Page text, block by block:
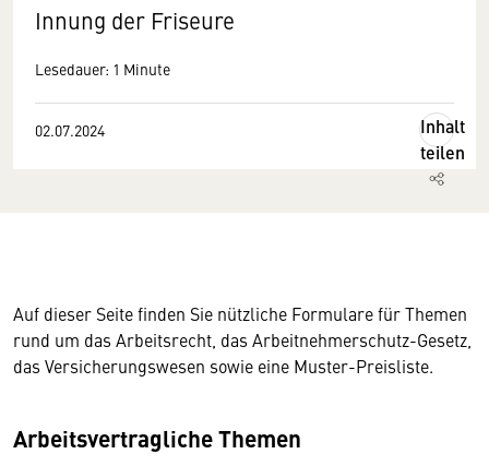
Innung der Friseure
Lesedauer: 1 Minute
02.07.2024
Inhalt
teilen
Auf dieser Seite finden Sie nützliche Formulare für Themen
rund um das Arbeitsrecht, das Arbeitnehmerschutz-Gesetz,
das Versicherungswesen sowie eine Muster-Preisliste.
Arbeitsvertragliche Themen